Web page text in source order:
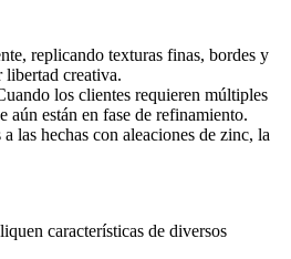
replicando texturas finas, bordes y
libertad creativa.
los clientes requieren múltiples
están en fase de refinamiento.
a las hechas con aleaciones de zinc, la
características de diversos